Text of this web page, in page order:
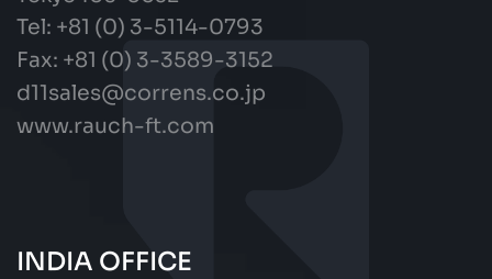
Tel: +81 (0) 3-5114-0793
Fax: +81 (0) 3-3589-3152
d11sales@correns.co.jp
www.rauch-ft.com
INDIA OFFICE